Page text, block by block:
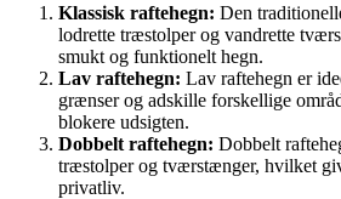
Klassisk raftehegn: Den
lodrette træstolper og vandrette
smukt og funktionelt hegn.
Lav raftehegn: Lav raftehegn er
grænser og adskille forskellige
blokere udsigten.
Dobbelt raftehegn: Dobbelt
træstolper og tværstænger, hvilket
privatliv.